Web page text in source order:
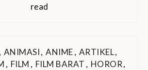
read
, ANIMASI, ANIME, ARTIKEL,
, FILM , FILM BARAT , HOROR,